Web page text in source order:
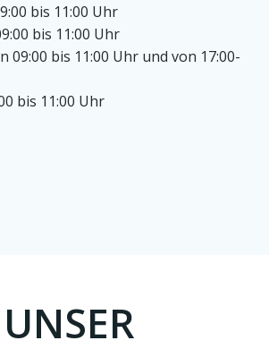
bis 11:00 Uhr
bis 11:00 Uhr
09:00 bis 11:00 Uhr und von 17:00-
bis 11:00 Uhr
UNSER